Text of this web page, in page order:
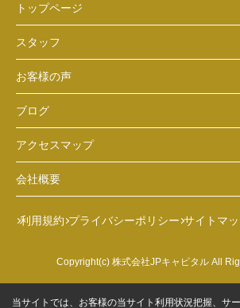
トップページ
スタッフ
お客様の声
ブログ
アクセスマップ
会社概要
利用規約 プライバシーポリシー サイトマ
Copyright(c) 株式会社JPキャピタル All
当サイトでは、お客様の当サイト利用状況把握、サ